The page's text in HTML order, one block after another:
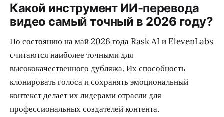
Какой инструмент ИИ-перевода
видео самый точный в 2026 году?
По состоянию на май 2026 года Rask AI и ElevenLabs
считаются наиболее точными для
высококачественного дубляжа. Их способность
клонировать голоса и сохранять эмоциональный
контекст делает их лидерами отрасли для
профессиональных создателей контента.